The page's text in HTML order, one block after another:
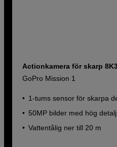
Actionkamera för skarp
GoPro Mission 1
1-tums sensor för skarpa
50MP bilder med hög detalj
Vattentålig ner till 20 m